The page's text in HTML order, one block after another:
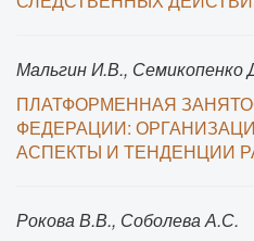
Мальгин И.В., Семикопенко
ПЛАТФОРМЕННАЯ
ФЕДЕРАЦИИ:
АСПЕКТЫ И ТЕНДЕНЦИИ
Рокова В.В., Соболева А.С.